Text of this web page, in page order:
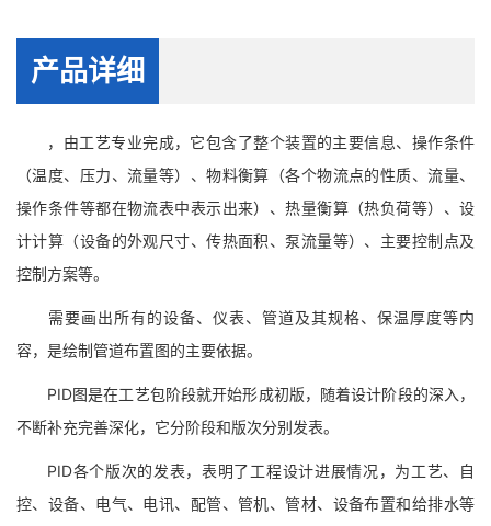
产品详细
，由工艺专业完成，它包含了整个装置的主要信息、操作条件
（温度、压力、流量等）、物料衡算（各个物流点的性质、流量、
操作条件等都在物流表中表示出来）、热量衡算（热负荷等）、设
计计算（设备的外观尺寸、传热面积、泵流量等）、主要控制点及
控制方案等。
需要画出所有的设备、仪表、管道及其规格、保温厚度等内
容，是绘制管道布置图的主要依据。
PID图是在工艺包阶段就开始形成初版，随着设计阶段的深入，
不断补充完善深化，它分阶段和版次分别发表。
PID各个版次的发表，表明了工程设计进展情况，为工艺、自
控、设备、电气、电讯、配管、管机、管材、设备布置和给排水等